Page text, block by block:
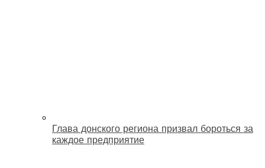
Глава донского региона призвал бороться за
каждое предприятие